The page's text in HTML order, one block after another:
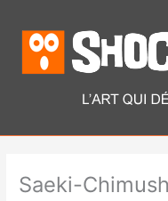
contenu
Saeki-